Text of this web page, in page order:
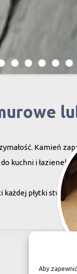
Aby
Kamień
kuchni i łazienek
płytki